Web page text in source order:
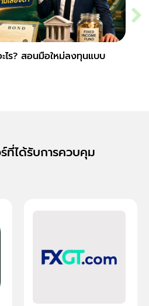
ไร? สอนมือใหม่ลงทุนแบบ
ที่ได้รับการควบคุม